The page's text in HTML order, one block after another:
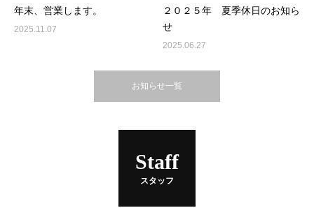
年末、営業します。
2025.11.07
２０２５年 夏季休日のお知ら
せ
2025.06.27
お知らせ一覧
Staff
スタッフ